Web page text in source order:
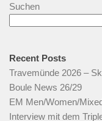
Suchen
Recent Posts
Travemünde 2026 –
Boule News 26/29
EM Men/Women/
Interview mit dem